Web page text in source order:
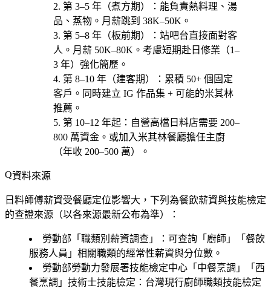
第 3–5 年（煮方期）
：能負責熱料理、湯
品、蒸物。月薪跳到 38K–50K。
第 5–8 年（板前期）
：站吧台直接面對客
人。月薪 50K–80K。考慮短期赴日修業（1–
3 年）強化簡歷。
第 8–10 年（建客期）
：累積 50+ 個固定
客戶。同時建立 IG 作品集 + 可能的米其林
推薦。
第 10–12 年起 ：自營高檔日料店需要 200–
800 萬資金。或加入米其林餐廳擔任主廚
（年收 200–500 萬）。
資料來源
日料師傅薪資受餐廳定位影響大，下列為餐飲薪資與技能檢定
的查證來源（以各來源最新公布為準）：
勞動部「職類別薪資調查」
：可查詢「廚師」「餐飲
服務人員」相關職類的經常性薪資與分位數。
勞動部勞動力發展署技能檢定中心「中餐烹調」「西
餐烹調」技術士技能檢定 ：台灣現行廚師職類技能檢定